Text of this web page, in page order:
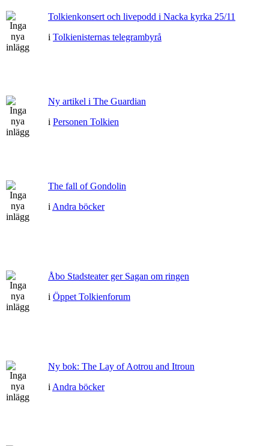
Tolkienkonsert och livepodd i Nacka kyrka 25/11
i Tolkienisternas telegrambyrå
Ny artikel i The Guardian
i Personen Tolkien
The fall of Gondolin
i Andra böcker
Åbo Stadsteater ger Sagan om ringen
i Öppet Tolkienforum
Ny bok: The Lay of Aotrou and Itroun
i Andra böcker